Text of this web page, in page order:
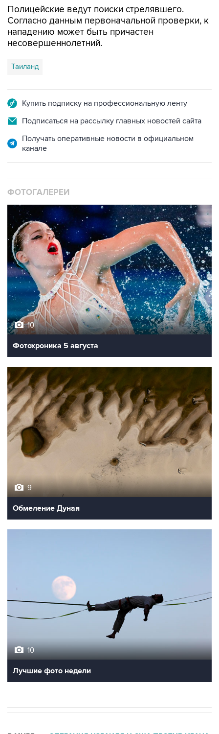
нападению может быть причастен
несовершеннолетний.
Таиланд
Подписаться на рассылку главных новостей сайта
Получать оперативные новости в официальном
канале
10
Фотохроника 5 августа
Обмеление Дуная
Лучшие фото недели